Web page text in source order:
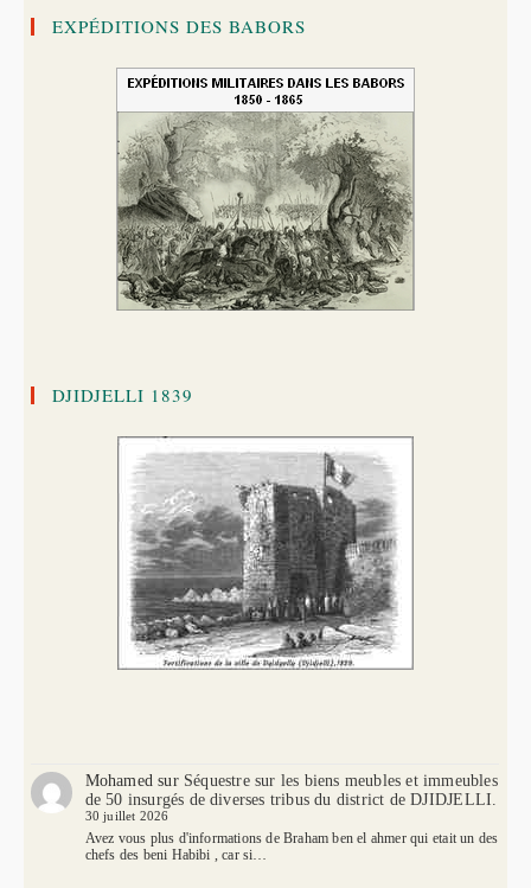
EXPÉDITIONS DES BABORS
DJIDJELLI 1839
Mohamedsur Séquestre sur les biens meubles et immeubles
de 50 insurgés de diverses tribus du district de DJIDJELLI.
30 juillet 2026
Avez vous plus d'informations de Braham ben el ahmer qui etait un des
chefs des beni Habibi , car si…